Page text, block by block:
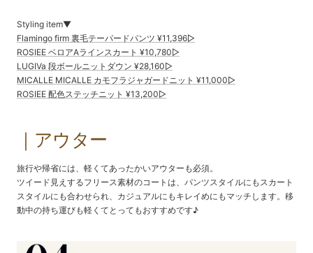
Styling item▼
Flamingo firm 裏毛テーパードパンツ ¥11,396▷
ROSIEE ベロアAラインスカート ¥10,780▷
LUGIVa 段ボールニットダウン ¥28,160▷
MICALLE MICALLE カモフラジャガードニット ¥11,000▷
ROSIEE 配色ステッチニット ¥13,200▷
｜アウター
旅行や帰省には、軽くてあったかいアウターも必須。
ツイード見えするフリース素材のコートは、パンツスタイルにもスカート
スタイルにも合わせられ、カジュアルにもキレイめにもマッチします。移
動中の持ち運びも軽くてとってもおすすめです♪